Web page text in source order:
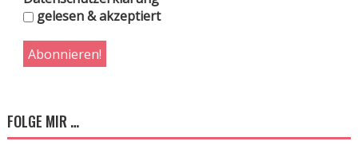
gelesen & akzeptiert
FOLGE MIR …